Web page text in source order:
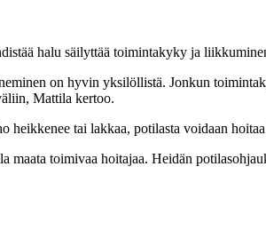
halu säilyttää toimintakyky ja
on hyvin yksilöllistä. Jonkun
Mattila kertoo.
tai lakkaa, potilasta voidaan hoitaa
toimivaa hoitajaa. Heidän